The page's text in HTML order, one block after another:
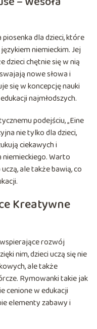
piosenka dla dzieci, które
niemieckim. Jej
dzieci chętnie się w nią
nowe słowa i
się w koncepcję nauki
najmłodszych.
podejściu, „Eine
nie tylko dla dzieci,
ciekawych i
niemieckiego. Warto
ale także bawią, co
Kreatywne
rozwój
nim, dzieci uczą się nie
ale także
Rymowanki takie jak
cenione w edukacji
elementy zabawy i